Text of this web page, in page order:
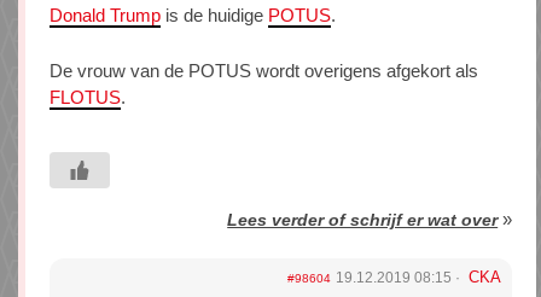
Donald Trump is de huidige POTUS.
De vrouw van de POTUS wordt overigens afgekort als
FLOTUS.
Lees verder of schrijf er wat over»
#98604 19.12.2019 08:15 CKA